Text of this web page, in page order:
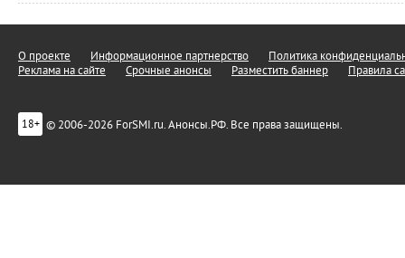
О проекте Информационное партнерство
Политика
Реклама на сайте
Срочные анонсы Разместить баннер Правила
18+ © 2006-2026 ForSMI.ru. Анонсы.РФ. Все права защищены.